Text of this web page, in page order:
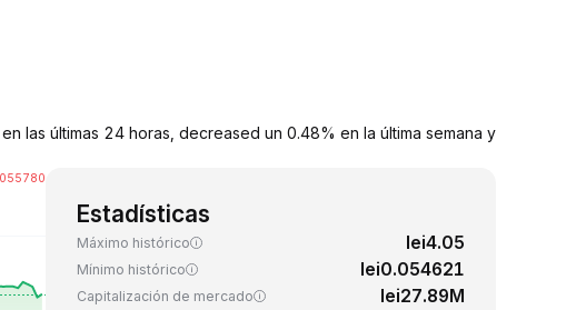
las últimas 24 horas, decreased un 0.48% en la última semana y
Estadísticas
Máximo histórico lei4.05
Mínimo histórico lei0.054621
Capitalización de mercado lei27.89M